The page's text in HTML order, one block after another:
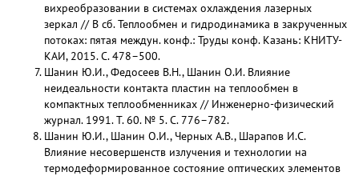
вихреобразовании в системах охлаждения лазерных
зеркал // В сб. Теплообмен и гидродинамика в закрученных
потоках: пятая междун. конф.: Труды конф. Казань: КНИТУ-
КАИ, 2015. С. 478–500.
Шанин Ю.И., Федосеев В.Н., Шанин О.И. Влияние
неидеальности контакта пластин на теплообмен в
компактных теплообменниках // Инженерно-физический
журнал. 1991. Т. 60. № 5. С. 776–782.
Шанин Ю.И., Шанин О.И., Черных А.В., Шарапов И.С.
Влияние несовершенств излучения и технологии на
термодеформированное состояние оптических элементов